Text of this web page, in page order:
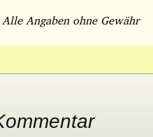
Alle Angaben ohne Gewähr